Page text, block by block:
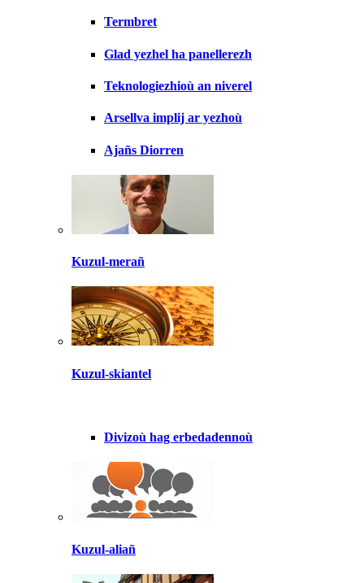
Termbret
Glad yezhel ha panellerezh
Teknologiezhioù an niverel
Arsellva implij ar yezhoù
Ajañs Diorren
Kuzul-merañ
Kuzul-skiantel
Divizoù hag erbedadennoù
Kuzul-aliañ